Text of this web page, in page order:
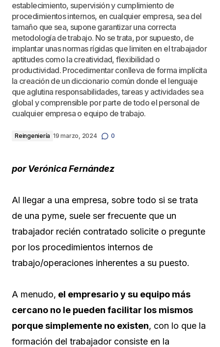
establecimiento, supervisión y cumplimiento de
procedimientos internos, en cualquier empresa, sea del
tamaño que sea, supone garantizar una correcta
metodología de trabajo. No se trata, por supuesto, de
implantar unas normas rígidas que limiten en el trabajador
aptitudes como la creatividad, flexibilidad o
productividad. Procedimentar conlleva de forma implícita
la creación de un diccionario común donde el lenguaje
que aglutina responsabilidades, tareas y actividades sea
global y comprensible por parte de todo el personal de
cualquier empresa o equipo de trabajo.
Reingeniería 19 marzo, 2024 0
por Verónica Fernández
Al llegar a una empresa, sobre todo si se trata
de una pyme, suele ser frecuente que un
trabajador recién contratado solicite o pregunte
por los procedimientos internos de
trabajo/operaciones inherentes a su puesto.
A menudo, el empresario y su equipo más
cercano no le pueden facilitar los mismos
porque simplemente no existen, con lo que la
formación del trabajador consiste en la